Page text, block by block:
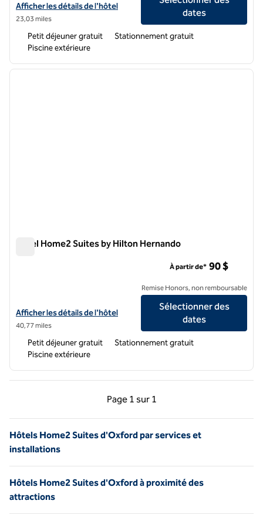
Afficher les détails de l'hôtel Home2 Suites by Hilton Batesville
Afficher les détails de l'hôtel
23,03 miles
dates
Petit déjeuner gratuit
Stationnement gratuit
Piscine extérieure
1 sur 12
Hôtel Home2 Suites by Hilton Hernando
Afficher les détails de l'hôtel Home2 Suites by Hilton Hernando
Afficher les détails de l'hôtel
40,77 miles
À partir de* 90 $
Remise Honors, non remboursable
Sélectionner des
dates
Petit déjeuner gratuit
Stationnement gratuit
Piscine extérieure
Page 1 sur 1
Page précédente, 1 sur 1
Page 1 sur 1
Hôtels Home2 Suites d'Oxford par services et
installations
Hôtels Home2 Suites d'Oxford à proximité des
attractions